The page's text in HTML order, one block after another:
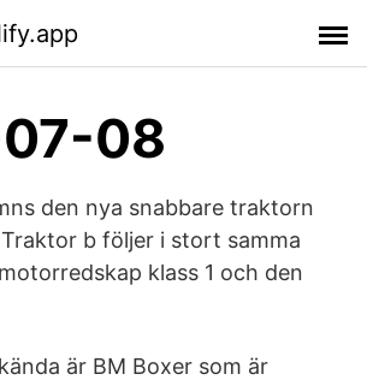
08
den nya snabbare traktorn
b följer i stort samma
klass 1 och den
är BM Boxer som är